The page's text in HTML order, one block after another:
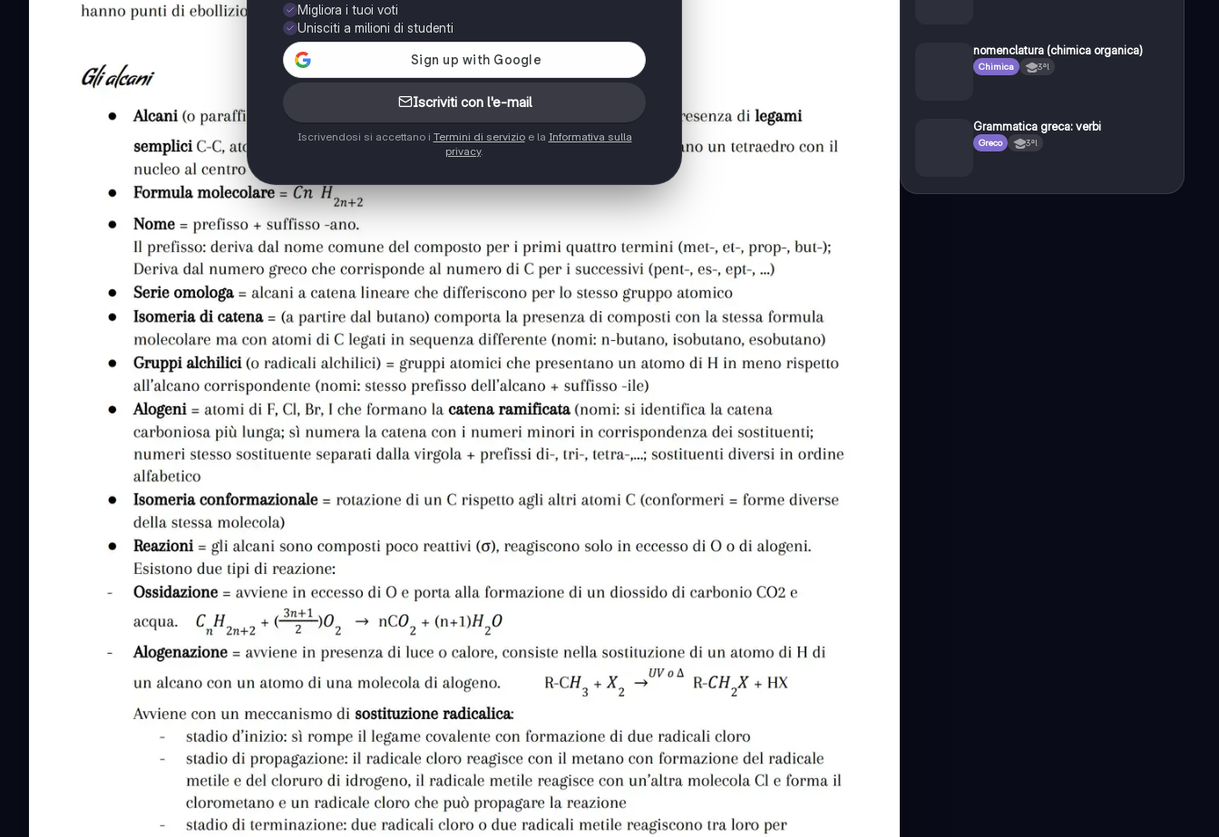
Migliora i tuoi voti
Unisciti a milioni di studenti
Iscriviti con l'e-mail
Iscrivendosi si accettano i Termini di servizioe la Informativa sulla
privacy.
nomenclatura (chimica organica)
Chimica 3ªl
Grammatica greca: verbi
Greco 3ªl